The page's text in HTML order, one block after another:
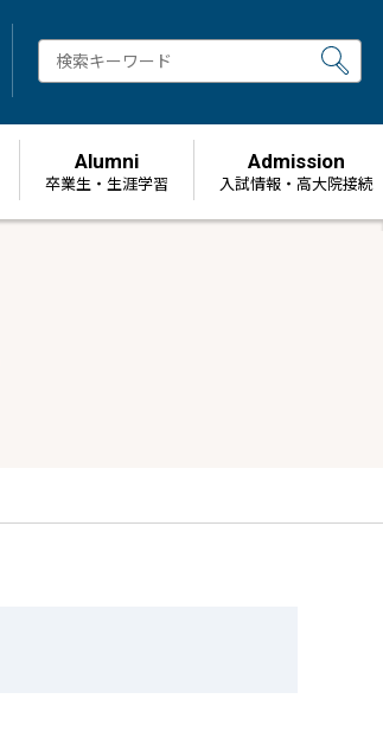
Alumni
卒業生・生涯学習
Admission
⼊試情報・高大院接続